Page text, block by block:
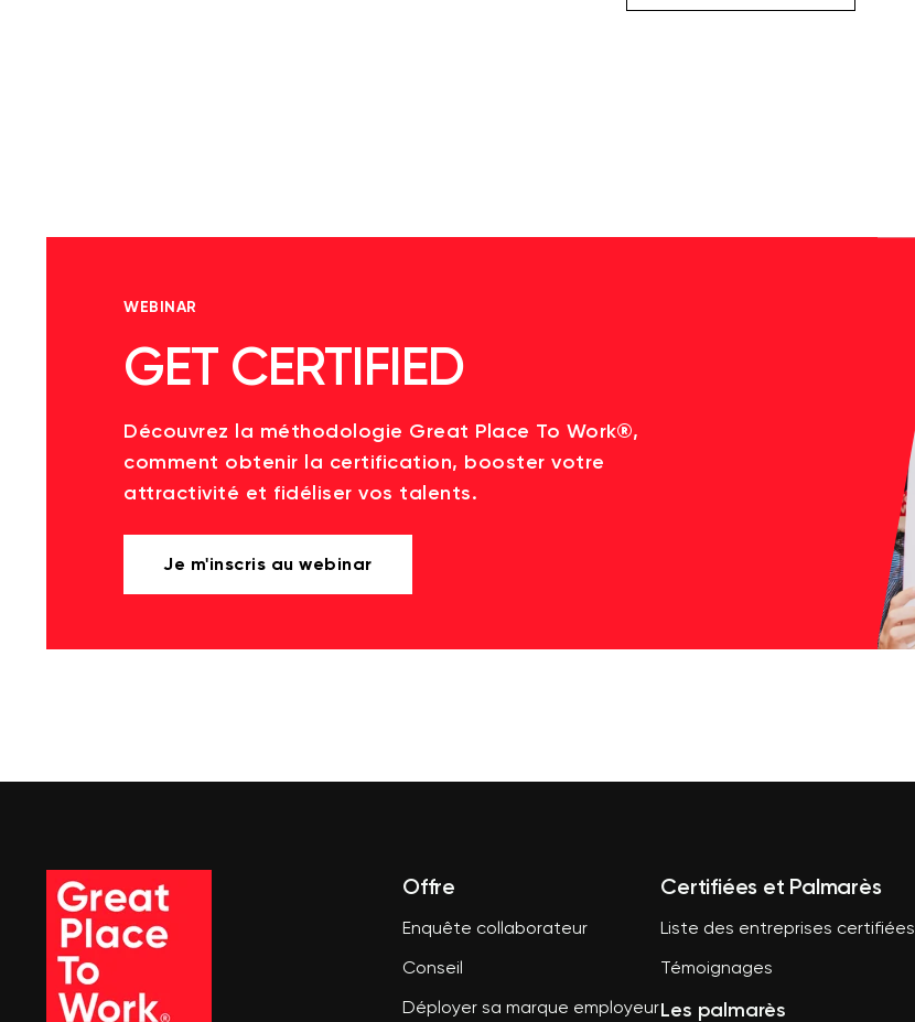
WEBINAR
GET CERTIFIED
Découvrez la méthodologie Great Place To Work®,
comment obtenir la certification, booster votre
attractivité et fidéliser vos talents.
Je m'inscris au webinar
Offre
Enquête collaborateur
Conseil
Déployer sa marque employeur
Certifiées et Palmarès
Liste des entreprises certifiées
Témoignages
Les palmarès